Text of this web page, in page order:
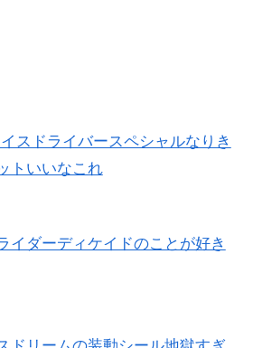
スドライバースペシャルなりき
トいいなこれ
イダーディケイドのことが好き